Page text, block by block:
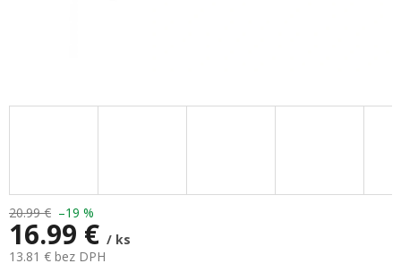
20.99 € –19 %
16.99 € / ks
13.81 € bez DPH